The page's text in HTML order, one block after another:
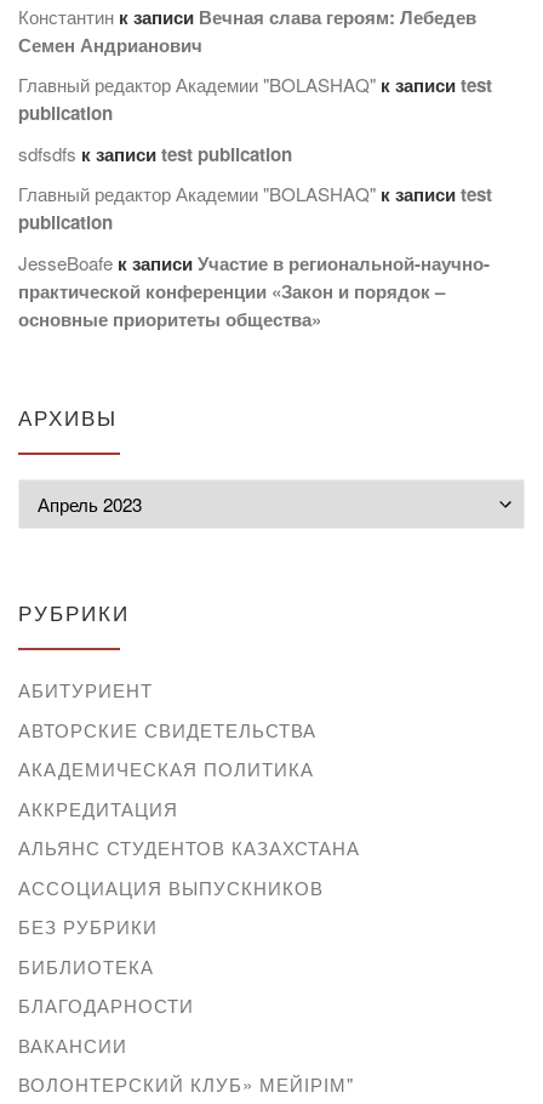
Константин к записи Вечная слава героям: Лебедев
Семен Андрианович
Главный редактор Академии "BOLASHAQ" к записиtest
publication
sdfsdfs к записиtest publication
Главный редактор Академии "BOLASHAQ" к записиtest
publication
JesseBoafe к записиУчастие в региональной-научно-
практической конференции «Закон и порядок –
основные приоритеты общества»
АРХИВЫ
РУБРИКИ
АБИТУРИЕНТ
АВТОРСКИЕ СВИДЕТЕЛЬСТВА
АКАДЕМИЧЕСКАЯ ПОЛИТИКА
АККРЕДИТАЦИЯ
АЛЬЯНС СТУДЕНТОВ КАЗАХСТАНА
АССОЦИАЦИЯ ВЫПУСКНИКОВ
БЕЗ РУБРИКИ
БИБЛИОТЕКА
БЛАГОДАРНОСТИ
ВАКАНСИИ
ВОЛОНТЕРСКИЙ КЛУБ» МЕЙІРІМ"